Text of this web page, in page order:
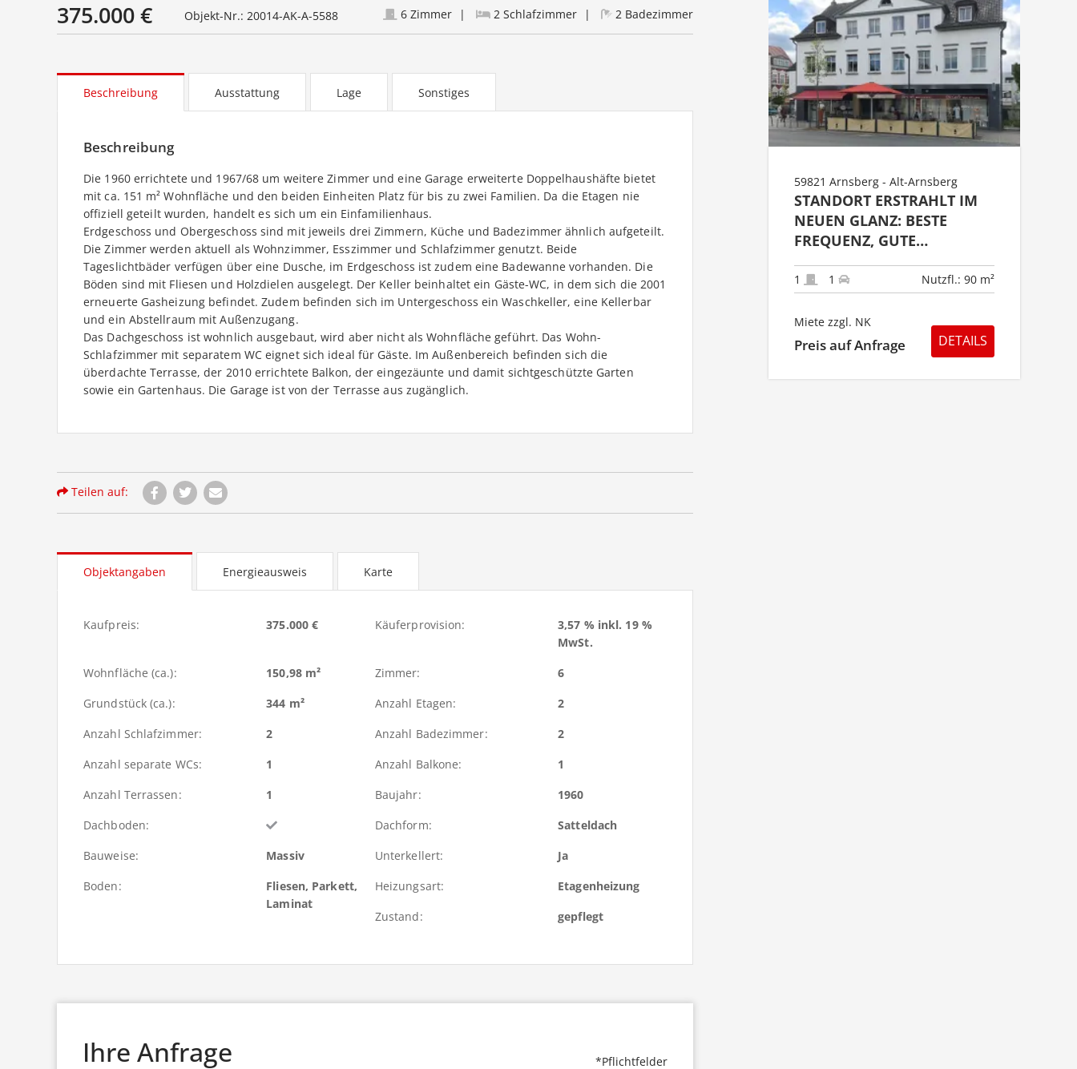
375.000 € Objekt-Nr.: 20014-AK-A-5588 6 Zimmer 2 Schlafzimmer 2 Badezimmer
Beschreibung Ausstattung Lage Sonstiges
Beschreibung
Die 1960 errichtete und 1967/68 um weitere Zimmer und eine Garage erweiterte Doppelhaushäfte bietet
mit ca. 151 m² Wohnfläche und den beiden Einheiten Platz für bis zu zwei Familien. Da die Etagen nie
offiziell geteilt wurden, handelt es sich um ein Einfamilienhaus.
Erdgeschoss und Obergeschoss sind mit jeweils drei Zimmern, Küche und Badezimmer ähnlich aufgeteilt.
Die Zimmer werden aktuell als Wohnzimmer, Esszimmer und Schlafzimmer genutzt. Beide
Tageslichtbäder verfügen über eine Dusche, im Erdgeschoss ist zudem eine Badewanne vorhanden. Die
Böden sind mit Fliesen und Holzdielen ausgelegt. Der Keller beinhaltet ein Gäste-WC, in dem sich die 2001
erneuerte Gasheizung befindet. Zudem befinden sich im Untergeschoss ein Waschkeller, eine Kellerbar
und ein Abstellraum mit Außenzugang.
Das Dachgeschoss ist wohnlich ausgebaut, wird aber nicht als Wohnfläche geführt. Das Wohn-
Schlafzimmer mit separatem WC eignet sich ideal für Gäste. Im Außenbereich befinden sich die
überdachte Terrasse, der 2010 errichtete Balkon, der eingezäunte und damit sichtgeschützte Garten
sowie ein Gartenhaus. Die Garage ist von der Terrasse aus zugänglich.
Teilen auf:
Objektangaben Energieausweis Karte
Kaufpreis: 375.000 € Käuferprovision:
3,57 % inkl. 19 %
MwSt.
Wohnfläche (ca.):
150,98 m² Zimmer:
6
Grundstück (ca.):
344 m² Anzahl Etagen:
2
Anzahl Schlafzimmer:
2 Anzahl Badezimmer:
2
Anzahl separate WCs:
1 Anzahl Balkone:
1
Anzahl Terrassen:
1 Baujahr:
1960
Dachboden:
Dachform:
Satteldach
Bauweise:
Massiv Unterkellert:
Ja
Boden:
Fliesen, Parkett,
Laminat
Heizungsart:
Etagenheizung
Zustand:
gepflegt
*Pflichtfelder
Ihre Anfrage
59821 Arnsberg - Alt-Arnsberg
STANDORT ERSTRAHLT IM
NEUEN GLANZ: BESTE
FREQUENZ, GUTE
SICHTBARKEIT!
1 1 Nutzfl.: 90 m²
Miete zzgl. NK
Preis auf Anfrage DETAILS